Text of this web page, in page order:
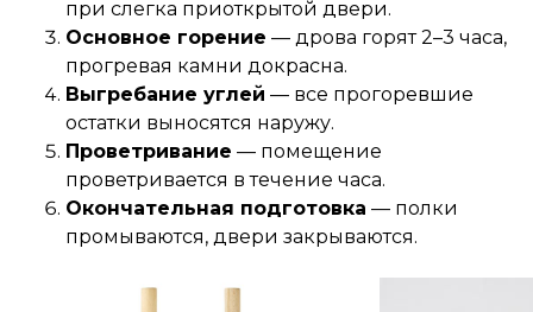
при слегка приоткрытой двери.
Основное горение — дрова горят 2–3 часа,
прогревая камни докрасна.
Выгребание углей — все прогоревшие
остатки выносятся наружу.
Проветривание — помещение
проветривается в течение часа.
Окончательная подготовка — полки
промываются, двери закрываются.